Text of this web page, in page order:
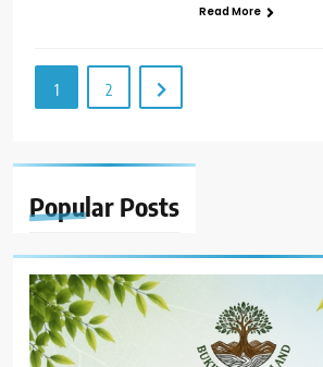
Popular Posts
Read More
1 2